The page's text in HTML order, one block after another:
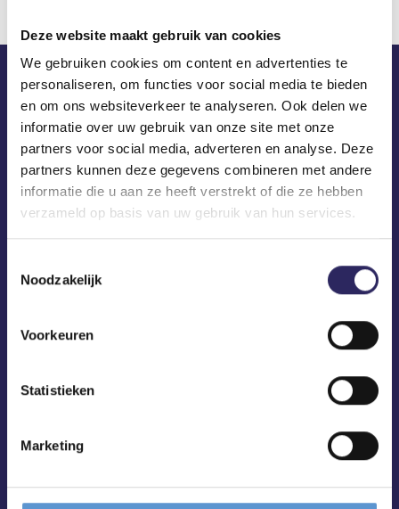
Deze website maakt gebruik van cookies
We gebruiken cookies om content en advertenties te
personaliseren, om functies voor social media te bieden
en om ons websiteverkeer te analyseren. Ook delen we
informatie over uw gebruik van onze site met onze
partners voor social media, adverteren en analyse. Deze
partners kunnen deze gegevens combineren met andere
informatie die u aan ze heeft verstrekt of die ze hebben
verzameld op basis van uw gebruik van hun services.
Noodzakelijk
Voorkeuren
Statistieken
Marketing
ECA in je mailbox?